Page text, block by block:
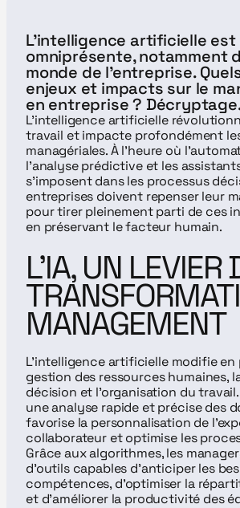
L'intelligence artificielle est
omniprésente, notamment
monde de l'entreprise.
enjeux et impacts sur le
en entreprise ?
L’intelligence artificielle
travail et impacte profondément
managériales. À l’heure où
l’analyse prédictive et les
s’imposent dans les processus
entreprises doivent repenser leur
pour tirer pleinement parti de ces
en préservant le facteur humain.
L’IA, UN LEVIER
MANAGEMENT
L’intelligence artificielle modifie
gestion des ressources humaines,
décision et l’organisation du
une analyse rapide et précise des
favorise la personnalisation de
collaborateur et optimise les
Grâce aux algorithmes, les
d’outils capables d’anticiper les
compétences, d’optimiser la
et d’améliorer la productivité des